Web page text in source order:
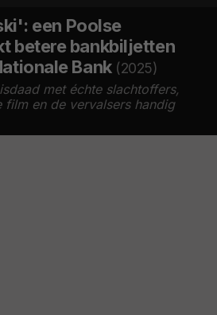
een Poolse
betere bankbiljetten
Bank (2025)
met échte slachtoffers,
film en de vervalsers handig